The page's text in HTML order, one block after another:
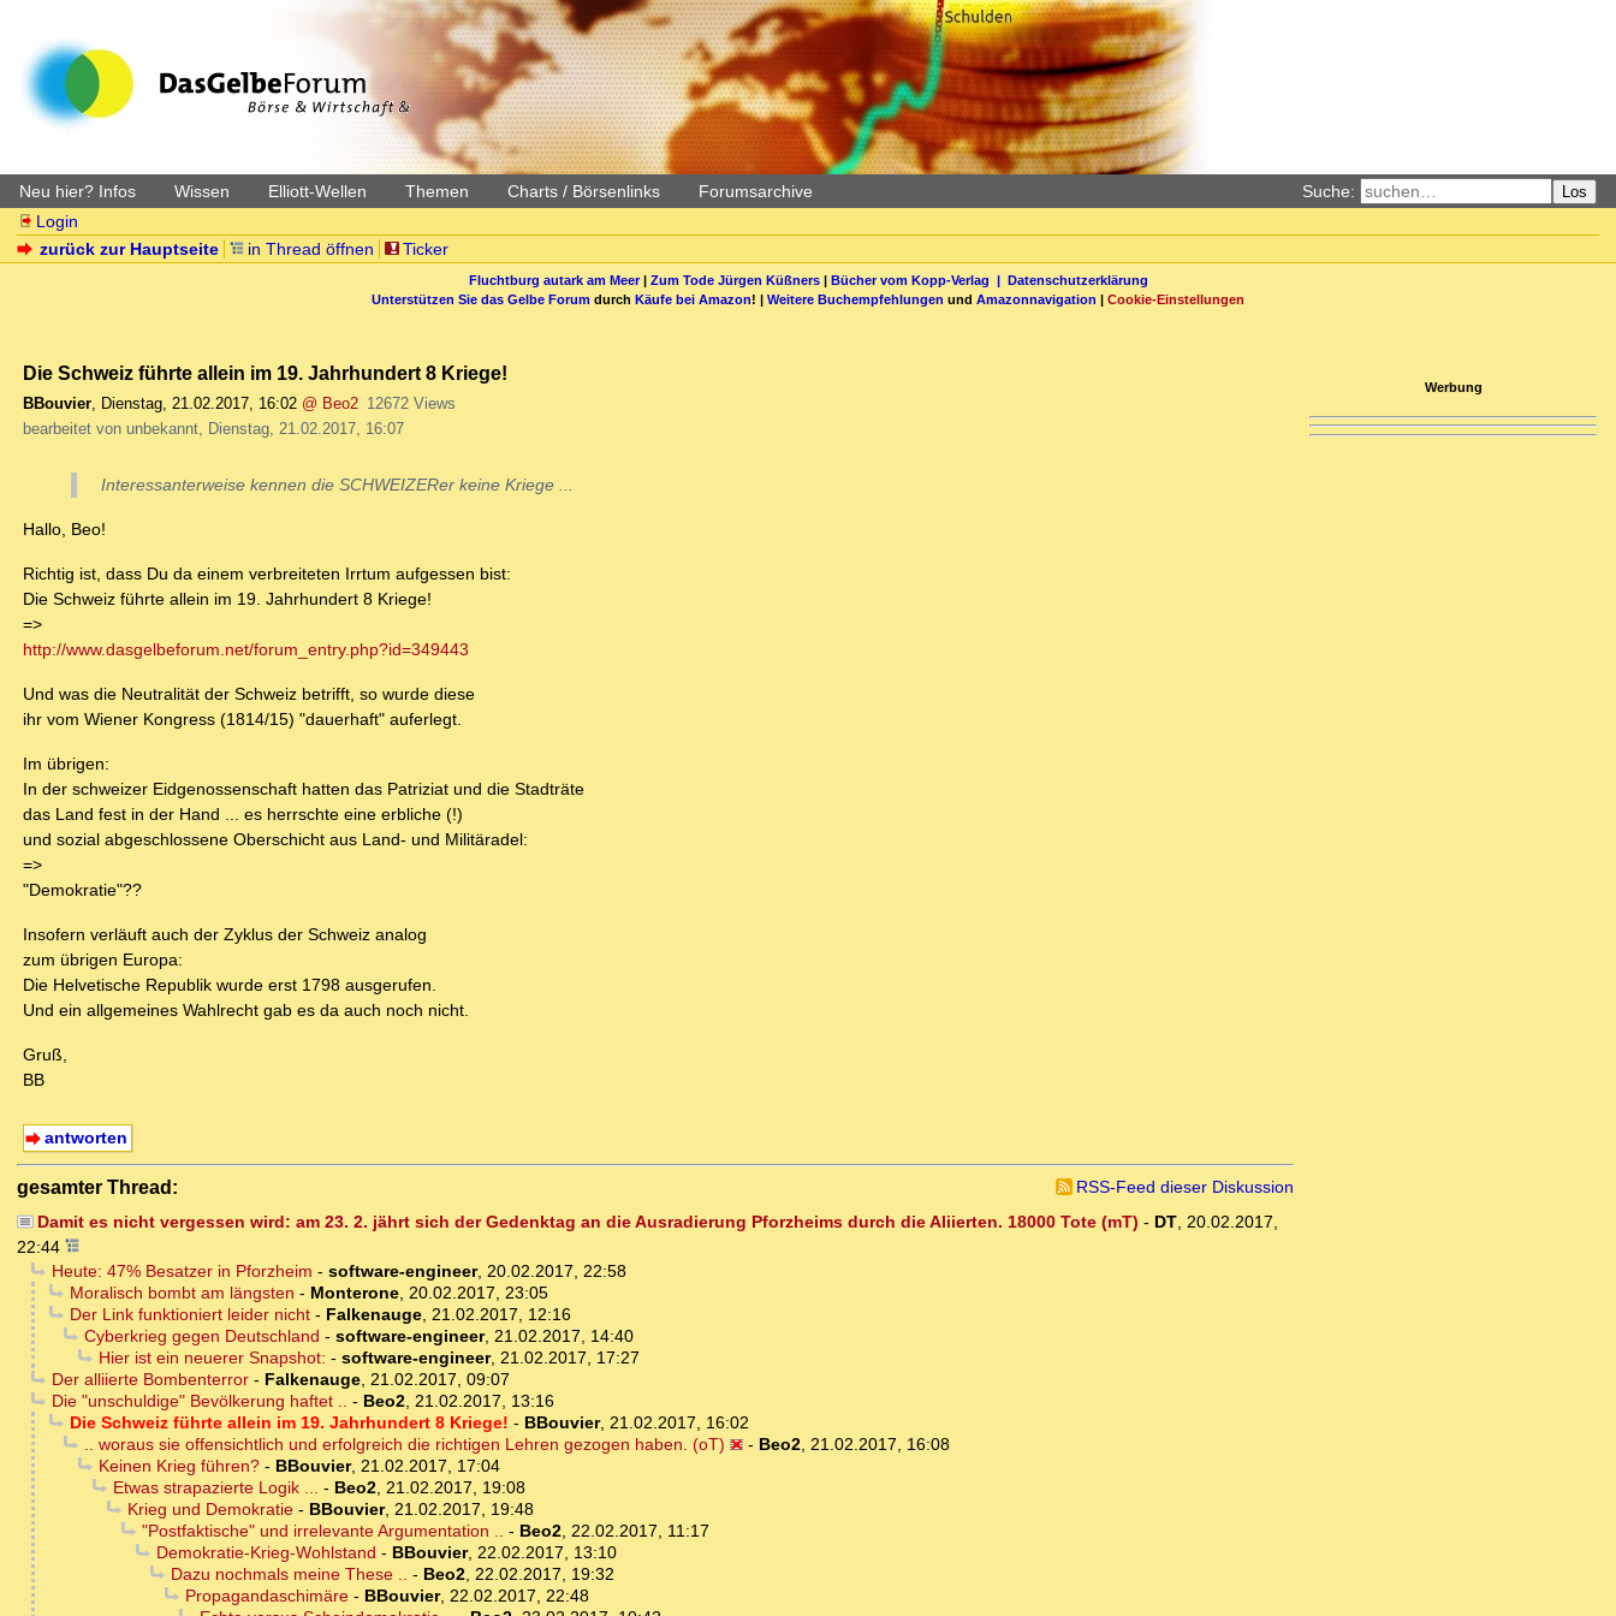
Neu hier? Infos Wissen Elliott-Wellen Themen Charts / Börsenlinks Forumsarchive Suche: Los
Login
zurück zur Hauptseite
in Thread öffnen Ticker
Fluchtburg autark am Meer| Zum Tode Jürgen Küßners| Bücher vom Kopp-Verlag | Datenschutzerklärung
Unterstützen Sie das Gelbe Forum durch Käufe bei Amazon! | Weitere Buchempfehlungen und Amazonnavigation | Cookie-Einstellungen
Die Schweiz führte allein im 19. Jahrhundert 8 Kriege!
BBouvier, Dienstag, 21.02.2017, 16:02 @ Beo2 12672 Views
bearbeitet von unbekannt, Dienstag, 21.02.2017, 16:07
Interessanterweise kennen die SCHWEIZERer keine Kriege ...
Hallo, Beo!
Richtig ist, dass Du da einem verbreiteten Irrtum aufgessen bist:
Die Schweiz führte allein im 19. Jahrhundert 8 Kriege!
=>
http://www.dasgelbeforum.net/forum_entry.php?id=349443
Und was die Neutralität der Schweiz betrifft, so wurde diese
ihr vom Wiener Kongress (1814/15) "dauerhaft" auferlegt.
Im übrigen:
In der schweizer Eidgenossenschaft hatten das Patriziat und die Stadträte
das Land fest in der Hand ... es herrschte eine erbliche (!)
und sozial abgeschlossene Oberschicht aus Land- und Militäradel:
=>
"Demokratie"??
Insofern verläuft auch der Zyklus der Schweiz analog
zum übrigen Europa:
Die Helvetische Republik wurde erst 1798 ausgerufen.
Und ein allgemeines Wahlrecht gab es da auch noch nicht.
Gruß,
BB
antworten
gesamter Thread:
RSS-Feed dieser Diskussion
Damit es nicht vergessen wird: am 23. 2. jährt sich der Gedenktag an die Ausradierung Pforzheims durch die Aliierten. 18000 Tote (mT) - DT, 20.02.2017,
22:44
Heute: 47% Besatzer in Pforzheim - software-engineer, 20.02.2017, 22:58
Moralisch bombt am längsten - Monterone, 20.02.2017, 23:05
Der Link funktioniert leider nicht- Falkenauge, 21.02.2017, 12:16
Cyberkrieg gegen Deutschland - software-engineer, 21.02.2017, 14:40
Hier ist ein neuerer Snapshot: - software-engineer, 21.02.2017, 17:27
Der alliierte Bombenterror- Falkenauge, 21.02.2017, 09:07
Die "unschuldige" Bevölkerung haftet .. - Beo2, 21.02.2017, 13:16
Die Schweiz führte allein im 19. Jahrhundert 8 Kriege! - BBouvier, 21.02.2017, 16:02
.. woraus sie offensichtlich und erfolgreich die richtigen Lehren gezogen haben. (oT)
- Beo2, 21.02.2017, 16:08
Keinen Krieg führen?- BBouvier, 21.02.2017, 17:04
Etwas strapazierte Logik ... - Beo2, 21.02.2017, 19:08
Krieg und Demokratie- BBouvier, 21.02.2017, 19:48
"Postfaktische" und irrelevante Argumentation .. - Beo2, 22.02.2017, 11:17
Demokratie-Krieg-Wohlstand - BBouvier, 22.02.2017, 13:10
Dazu nochmals meine These .. - Beo2, 22.02.2017, 19:32
Propagandaschimäre- BBouvier, 22.02.2017, 22:48
Werbung